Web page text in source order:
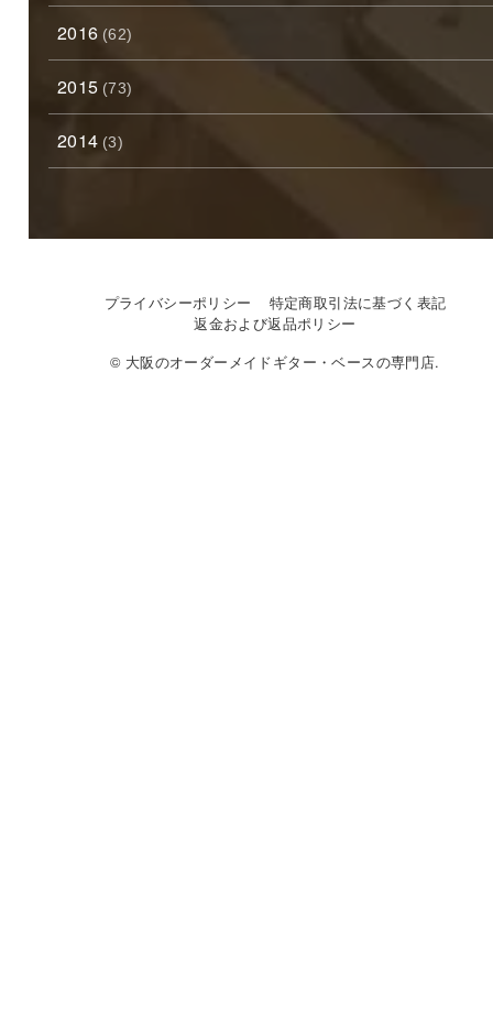
2016 (62)
2015 (73)
2014 (3)
プライバシーポリシー
特定商取引法に基づく表記
返金および返品ポリシー
© 大阪のオーダーメイドギター・ベースの専門店.